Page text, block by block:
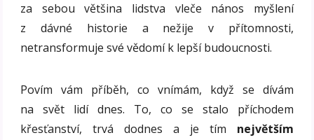
za sebou většina lidstva vleče nános myšlení
z dávné historie a nežije v přítomnosti,
netransformuje své vědomí k lepší budoucnosti.
Povím vám příběh, co vnímám, když se dívám
na svět lidí dnes. To, co se stalo příchodem
křesťanství, trvá dodnes a je tím největším